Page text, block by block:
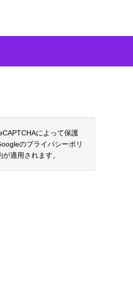
によって保護
のプライバシーポリ
が適用されます。